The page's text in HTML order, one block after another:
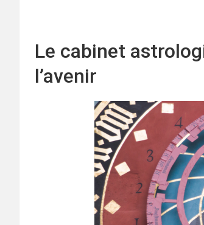
Le cabinet
l’avenir